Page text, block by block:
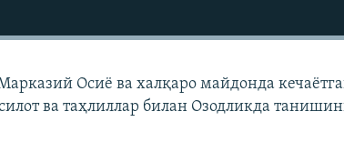
Осиë ва халқаро майдонда
ва таҳлиллар билан Озодликда